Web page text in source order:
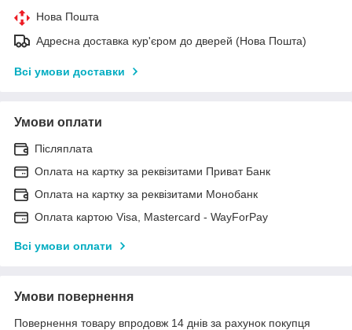
Нова Пошта
Адресна доставка кур'єром до дверей (Нова Пошта)
Всі умови доставки
Умови оплати
Післяплата
Оплата на картку за реквізитами Приват Банк
Оплата на картку за реквізитами Монобанк
Оплата картою Visa, Mastercard - WayForPay
Всі умови оплати
Умови повернення
Повернення товару впродовж 14 днів за рахунок покупця